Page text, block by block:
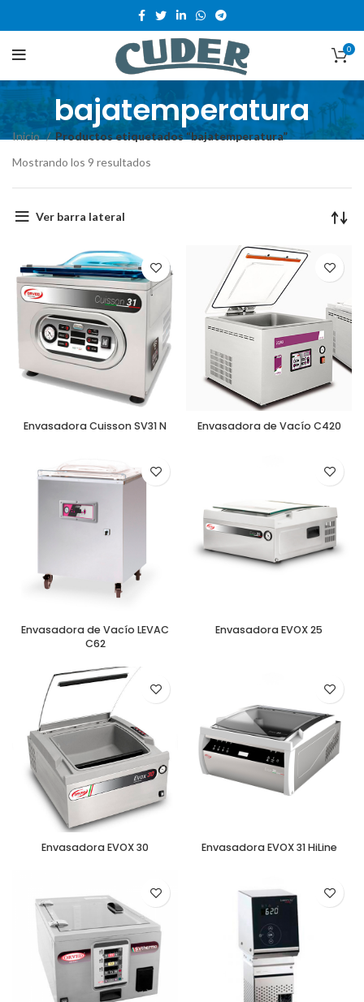
0
bajatemperatura
Inicio
Productos etiquetados “bajatemperatura”
Mostrando los 9 resultados
Ver barra lateral
Envasadora Cuisson SV31 N Envasadora de Vacío C420
Envasadora de Vacío LEVAC
C62
Envasadora EVOX 25
Envasadora EVOX 30 Envasadora EVOX 31 HiLine